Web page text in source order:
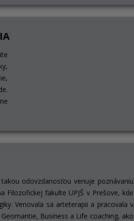
odovzdanosťou venuje poznávaniu
fakulte UPJŠ v Prešove, kde
Venovala sa arteterapii a pracovala v
Business a Life coaching, ako